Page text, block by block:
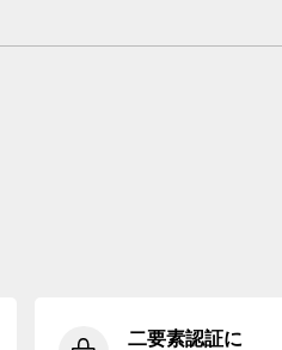
二要素認証に